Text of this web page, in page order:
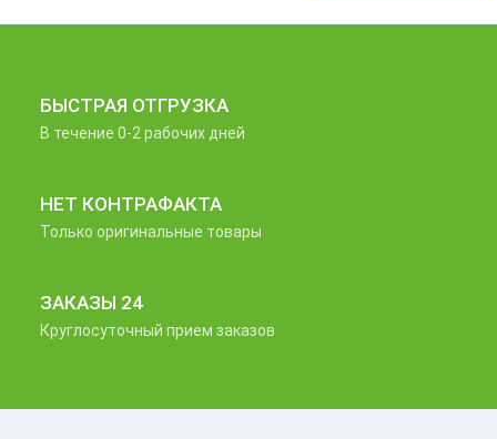
БЫСТРАЯ ОТГРУЗКА
В течение 0-2 рабочих дней
НЕТ КОНТРАФАКТА
Только оригинальные товары
ЗАКАЗЫ 24
Круглосуточный прием заказов